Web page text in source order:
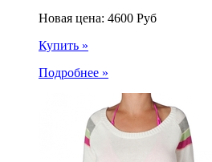
Новая цена: 4600 Руб
Купить »
Подробнее »